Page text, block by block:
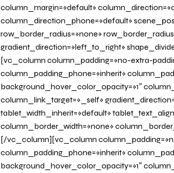
column_margin=»default»
column_direction_phone=»default»
row_border_radius=»none»
gradient_direction=»left_to_right»
[vc_column column_padding=»no-extra-
column_padding_phone=»inherit»
background_hover_color_opacity=»1″
column_link_target=»_self»
tablet_width_inherit=»default»
column_border_width=»none»
[/vc_column][vc_column
column_padding_phone=»inherit»
background_hover_color_opacity=»1″